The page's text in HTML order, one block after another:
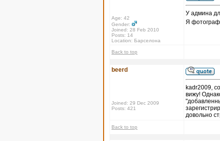
Age: 42
Gender:
Joined: 28 Feb 2010
Posts: 14
Location: Барселона
У админа
Я
Back to top
beerd
Joined: 29 Dec 2009
Posts: 421
kadr2009,
вижу!
довольно
Back to top